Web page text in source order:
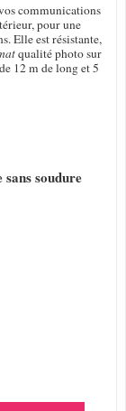
communications
pour une
Elle est résistante,
qualité photo sur
12 m de long et 5
soudure